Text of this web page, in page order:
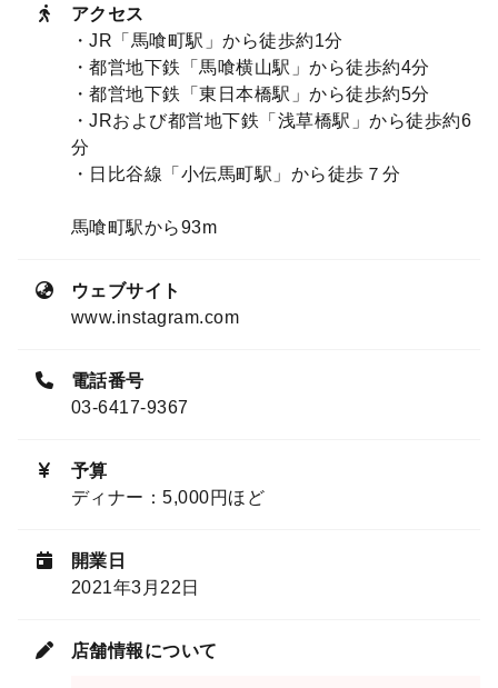
アクセス
・JR「馬喰町駅」から徒歩約1分
・都営地下鉄「馬喰横山駅」から徒歩約4分
・都営地下鉄「東日本橋駅」から徒歩約5分
・JRおよび都営地下鉄「浅草橋駅」から徒歩約6
分
・日比谷線「小伝馬町駅」から徒歩７分
馬喰町駅から93m
ウェブサイト
www.instagram.com
電話番号
03-6417-9367
予算
ディナー：5,000円ほど
開業日
2021年3月22日
店舗情報について